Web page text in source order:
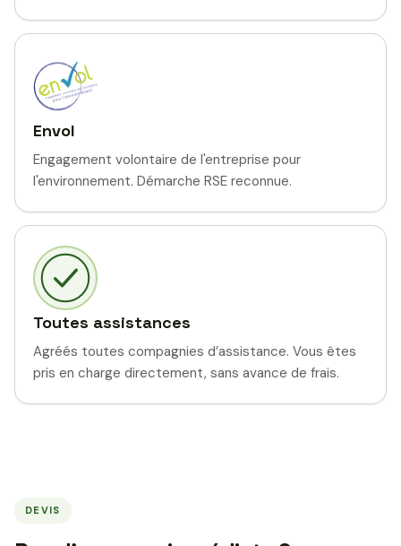
Envol
Engagement volontaire de l'entreprise pour
l'environnement. Démarche RSE reconnue.
Toutes assistances
Agréés toutes compagnies d’assistance. Vous êtes
pris en charge directement, sans avance de frais.
DEVIS